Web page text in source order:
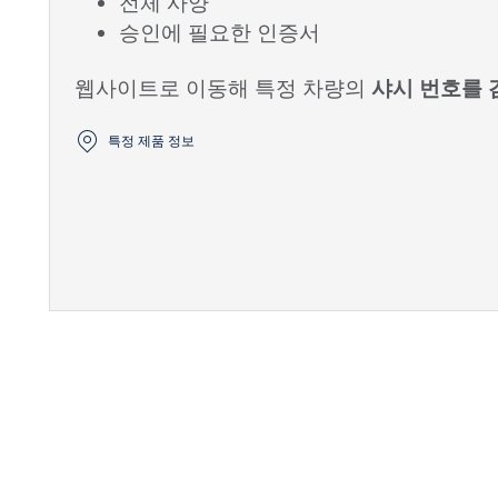
승인에 필요한 인증서
웹사이트로 이동해 특정 차량의 샤시 번호를
특정 제품 정보